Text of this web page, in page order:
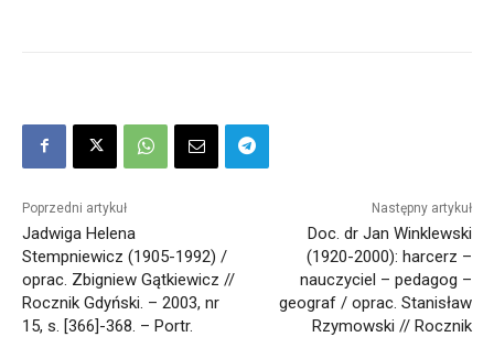
Poprzedni artykuł
Jadwiga Helena
Stempniewicz (1905-1992) /
oprac. Zbigniew Gątkiewicz //
Rocznik Gdyński. – 2003, nr
15, s. [366]-368. – Portr.
Następny artykuł
Doc. dr Jan Winklewski
(1920-2000): harcerz –
nauczyciel – pedagog –
geograf / oprac. Stanisław
Rzymowski // Rocznik